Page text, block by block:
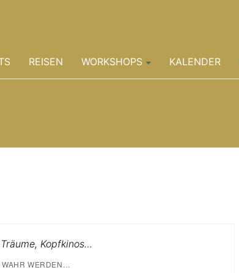
REISEN WORKSHOPS KALENDER
Kopfkinos…
WERDEN…